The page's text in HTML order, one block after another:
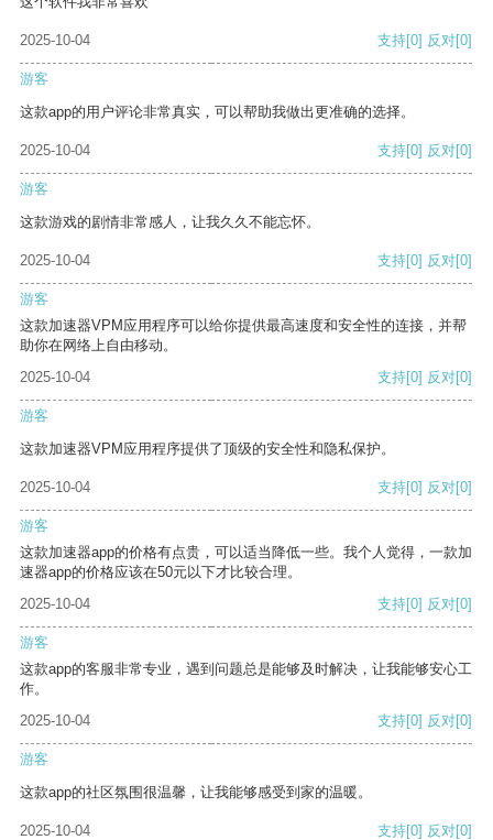
2025-10-04 支持[0] 反对[0]
游客
这款app的用户评论非常真实，可以帮助我做出更准确的选择。
2025-10-04 支持[0] 反对[0]
游客
这款游戏的剧情非常感人，让我久久不能忘怀。
2025-10-04 支持[0] 反对[0]
游客
这款加速器VPM应用程序可以给你提供最高速度和安全性的连接，并帮
助你在网络上自由移动。
2025-10-04
支持[0] 反对[0]
游客
这款加速器VPM应用程序提供了顶级的安全性和隐私保护。
2025-10-04 支持[0] 反对[0]
游客
这款加速器app的价格有点贵，可以适当降低一些。我个人觉得，一款加
速器app的价格应该在50元以下才比较合理。
2025-10-04
支持[0] 反对[0]
游客
这款app的客服非常专业，遇到问题总是能够及时解决，让我能够安心工
作。
2025-10-04
支持[0] 反对[0]
游客
这款app的社区氛围很温馨，让我能够感受到家的温暖。
2025-10-04 支持[0] 反对[0]